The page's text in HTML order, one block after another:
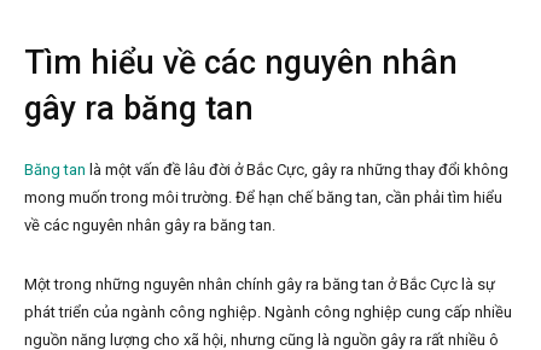
Tìm hiểu về các nguyên nhân
gây ra băng tan
Băng tan là một vấn đề lâu đời ở Bắc Cực, gây ra những thay đổi không
mong muốn trong môi trường. Để hạn chế băng tan, cần phải tìm hiểu
về các nguyên nhân gây ra băng tan.
Một trong những nguyên nhân chính gây ra băng tan ở Bắc Cực là sự
phát triển của ngành công nghiệp. Ngành công nghiệp cung cấp nhiều
nguồn năng lượng cho xã hội, nhưng cũng là nguồn gây ra rất nhiều ô